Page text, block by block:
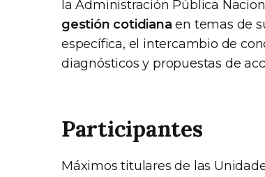
la Administración Pública
gestión cotidiana en temas de
específica, el intercambio de
diagnósticos y propuestas de
Participantes
Máximos titulares de las